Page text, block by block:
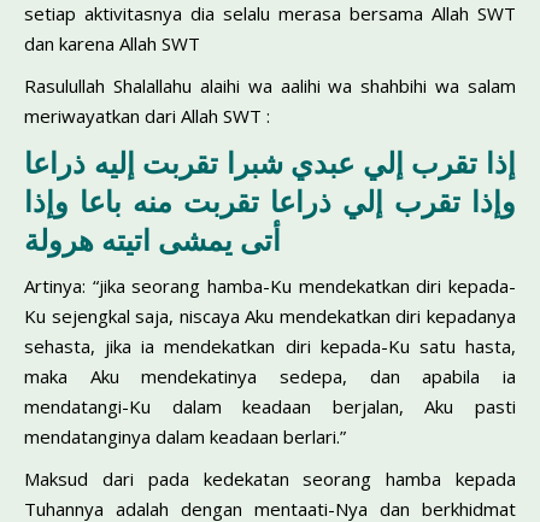
setiap aktivitasnya dia selalu merasa bersama Allah SWT
dan karena Allah SWT
Rasulullah Shalallahu alaihi wa aalihi wa shahbihi wa salam
meriwayatkan dari Allah SWT :
إذا تقرب إلي عبدي شبرا تقربت إليه ذراعا
وإذا تقرب إلي ذراعا تقربت منه باعا وإذا
أتى يمشى اتيته هرولة
Artinya: “jika seorang hamba-Ku mendekatkan diri kepada-
Ku sejengkal saja, niscaya Aku mendekatkan diri kepadanya
sehasta, jika ia mendekatkan diri kepada-Ku satu hasta,
maka Aku mendekatinya sedepa, dan apabila ia
mendatangi-Ku dalam keadaan berjalan, Aku pasti
mendatanginya dalam keadaan berlari.”
Maksud dari pada kedekatan seorang hamba kepada
Tuhannya adalah dengan mentaati-Nya dan berkhidmat